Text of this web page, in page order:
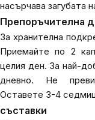
насърчава загубата
Препоръчителна
За хранителна
Приемайте по 2
целия ден. За най-
дневно.
Не
Оставете 3-4
съставки